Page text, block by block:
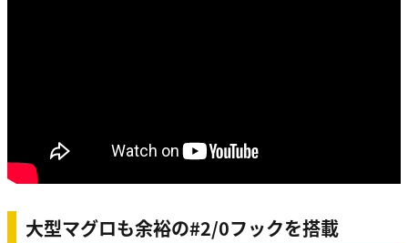
大型マグロも余裕の#2/0フックを搭載